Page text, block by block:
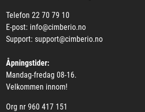
Telefon 22 70 79 10
E-post: info@cimberio.no
Support: support@cimberio.no
Åpningstider:
Mandag-fredag 08-16.
Velkommen innom!
Org nr 960 417 151